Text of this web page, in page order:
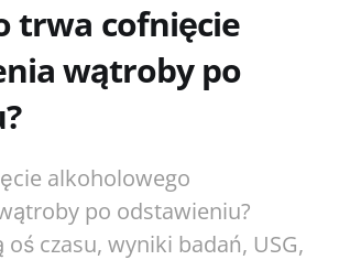
trwa cofnięcie
wątroby po
alkoholowego
po odstawieniu?
oś czasu, wyniki badań, USG,